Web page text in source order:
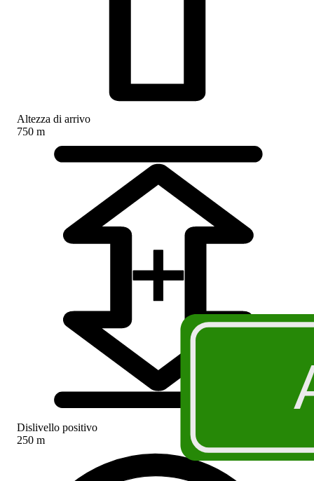
Altezza di arrivo
750 m
Dislivello positivo
250 m